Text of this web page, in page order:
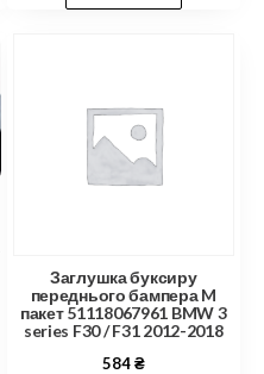
Заглушка буксиру
переднього бампера M
пакет 51118067961 BMW 3
series F30 / F31 2012-2018
584₴